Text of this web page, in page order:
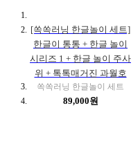
[쏙쏙러닝 한글놀이 세트]
한글이 통통 + 한글 놀이
시리즈 1 + 한글 놀이 주사
위 + 톡톡매거진 과월호
쏙쏙러닝 한글놀이 세트
89,000원